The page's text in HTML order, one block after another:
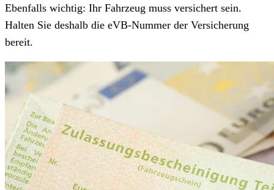
Ebenfalls wichtig: Ihr Fahrzeug muss versichert sein.
Halten Sie deshalb die eVB-Nummer der Versicherung
bereit.